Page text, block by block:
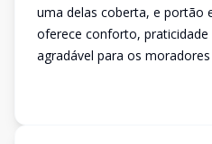
uma delas coberta, e portão
oferece conforto,
agradável para os